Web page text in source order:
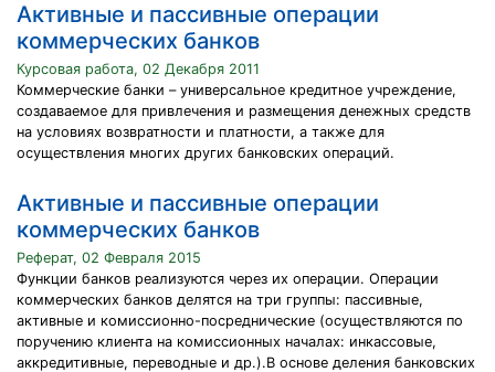
Активные и пассивные операции
коммерческих банков
Курсовая работа, 02 Декабря 2011
Коммерческие банки – универсальное кредитное учреждение,
создаваемое для привлечения и размещения денежных средств
на условиях возвратности и платности, а также для
осуществления многих других банковских операций.
Активные и пассивные операции
коммерческих банков
Реферат, 02 Февраля 2015
Функции банков реализуются через их операции. Операции
коммерческих банков делятся на три группы: пассивные,
активные и комиссионно-посреднические (осуществляются по
поручению клиента на комиссионных началах: инкассовые,
аккредитивные, переводные и др.).В основе деления банковских